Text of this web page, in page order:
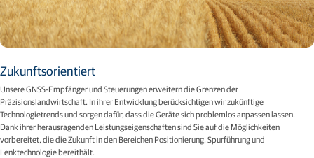
Zukunftsorientiert
Unsere GNSS-Empfänger und Steuerungen erweitern die Grenzen der
Präzisionslandwirtschaft. In ihrer Entwicklung berücksichtigen wir zukünftige
Technologietrends und sorgen dafür, dass die Geräte sich problemlos anpassen lassen.
Dank ihrer herausragenden Leistungseigenschaften sind Sie auf die Möglichkeiten
vorbereitet, die die Zukunft in den Bereichen Positionierung, Spurführung und
Lenktechnologie bereithält.